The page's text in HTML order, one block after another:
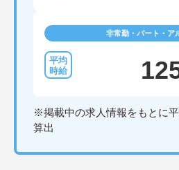
非常勤・パート・ア
※掲載中の求人情報をもとに
算出